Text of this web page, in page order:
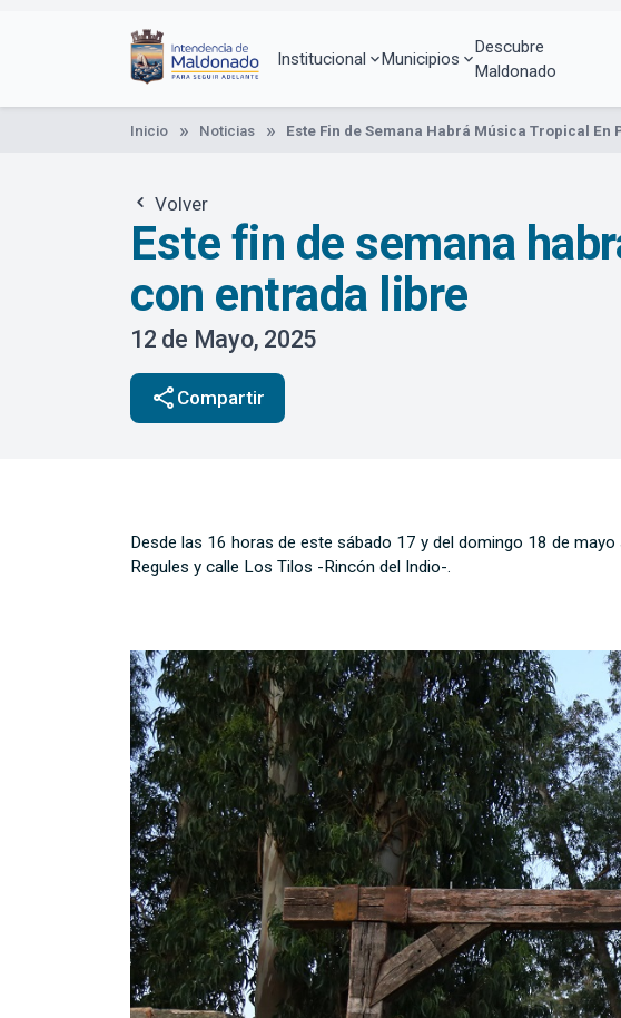
Institucional Municipios
Descubre
Maldonado
Inicio Noticias Este Fin de Semana Habrá Música Tropical En
Volver
Este fin de semana
con entrada libre
12 de Mayo, 2025
share Compartir
Desde las 16 horas de este sábado 17 y del domingo 18 de
Regules y calle Los Tilos -Rincón del Indio-.